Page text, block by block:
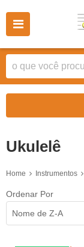
Ukulelê
Home Instrumentos
Ordenar Por
Nome de Z-A